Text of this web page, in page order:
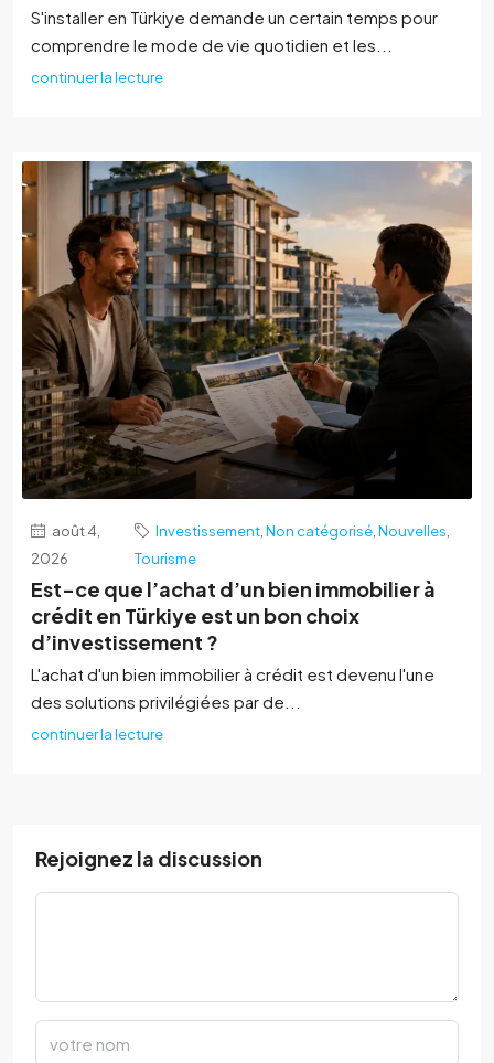
S'installer en Türkiye demande un certain temps pour
comprendre le mode de vie quotidien et les...
continuer la lecture
août 4,
2026
Investissement, Non catégorisé, Nouvelles
Tourisme
Est-ce que l’achat d’un bien immobilier à
crédit en Türkiye est un bon choix
d’investissement ?
L'achat d'un bien immobilier à crédit est devenu l'une
des solutions privilégiées par de...
continuer la lecture
Rejoignez la discussion